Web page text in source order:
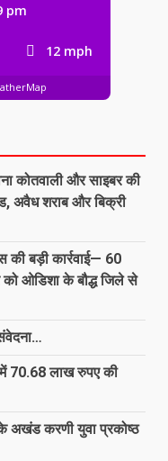
12 mph
pm
कोतवाली और साइबर की
अवैध शराब और बिक्री
बड़ी कार्रवाई— 60
ओडिशा के बौद्ध जिले से
70.68 लाख रुपए की
अखंड करणी युवा प्रकोष्ठ